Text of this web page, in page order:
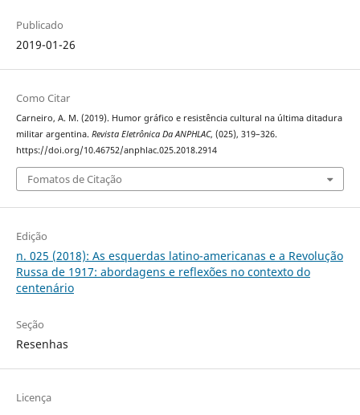
Publicado
2019-01-26
Como Citar
Carneiro, A. M. (2019). Humor gráfico e resistência cultural na última ditadura
militar argentina. Revista Eletrônica Da ANPHLAC, (025), 319–326.
https://doi.org/10.46752/anphlac.025.2018.2914
Fomatos de Citação
Edição
n. 025 (2018): As esquerdas latino-americanas e a Revolução
Russa de 1917: abordagens e reflexões no contexto do
centenário
Seção
Resenhas
Licença